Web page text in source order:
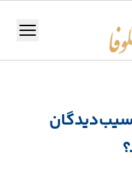
جستجو
منو